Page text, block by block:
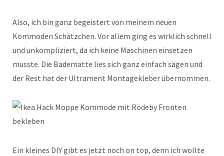
Also, ich bin ganz begeistert von meinem neuen
Kommoden Schätzchen. Vor allem ging es wirklich schnell
und unkompliziert, da ich keine Maschinen einsetzen
musste. Die Badematte lies sich ganz einfach sägen und
der Rest hat der Ultrament Montagekleber übernommen.
Ein kleines DIY gibt es jetzt noch on top, denn ich wollte